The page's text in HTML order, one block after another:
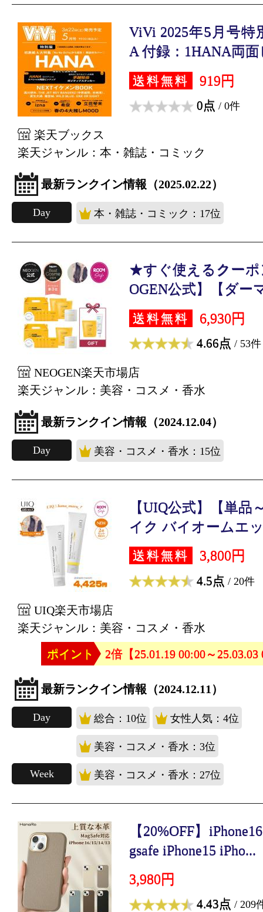
ViVi 2025年5月号特
A 付録：1HANA両面
送料無料 919円
0点 / 0件
楽天ブックス
楽天ジャンル：本・雑誌・コミック
最新ランクイン情報（2025.02.22）
Day 本・雑誌・コミック：17位
★すぐ使えるクー
OGEN公式】【ダー
送料無料 6,930円
4.66点 / 53件
NEOGEN楽天市場店
楽天ジャンル：美容・コスメ・香水
最新ランクイン情報（2024.12.04）
Day 美容・コスメ・香水：15位
【UIQ公式】【単品
イク バイオームエ
送料無料 3,800円
4.5点 / 20件
UIQ楽天市場店
楽天ジャンル：美容・コスメ・香水
ポイント
2倍【25.01.19 00:00～25.03.03
最新ランクイン情報（2024.12.11）
Day 総合：10位 女性人気：4位
美容・コスメ・香水：3位
Week 美容・コスメ・香水：27位
【20%OFF】
gsafe iPhone15 iPho...
3,980円
4.43点 / 209